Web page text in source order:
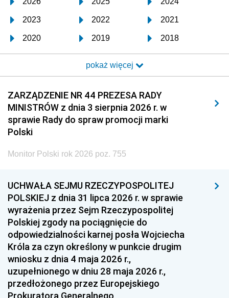
2023 2022 2021
2020 2019 2018
2017 2016 2015
2014 2013 2012
2011 2010 2009
2008 2007 2006
2005
1996 1995 1994
1993 1992 1991
1990 1989
1987 1986 1985
1984 1983
1981 1980 1979
1978 1977
pokaż więcej
ZARZĄDZENIE NR 44 PREZESA RADY
MINISTRÓW z dnia 3 sierpnia 2026 r. w
sprawie Rady do spraw promocji marki
Polski
Monitor Polski rok 2026 poz. 755
UCHWAŁA SEJMU RZECZYPOSPOLITEJ
POLSKIEJ z dnia 31 lipca 2026 r. w sprawie
wyrażenia przez Sejm Rzeczypospolitej
Polskiej zgody na pociągnięcie do
odpowiedzialności karnej posła Wojciecha
Króla za czyn określony w punkcie drugim
wniosku z dnia 4 maja 2026 r.,
uzupełnionego w dniu 28 maja 2026 r.,
przedłożonego przez Europejskiego